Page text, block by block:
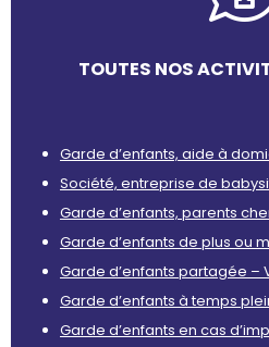
TOUTES NOS
Garde d’enfants, aide à
Société, entreprise de
Garde d’enfants, parents
Garde d’enfants de plus ou
Garde d’enfants partagée –
Garde d’enfants à temps
Garde d’enfants en cas